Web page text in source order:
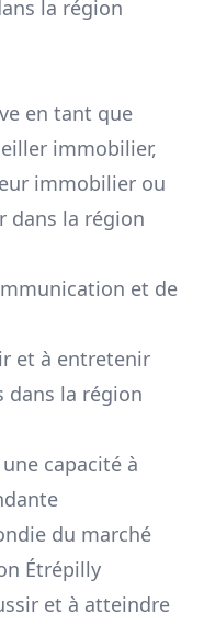
la région
en tant que
immobilier,
immobilier ou
dans la région
et de
et à entretenir
dans la région
capacité à
du marché
Étrépilly
et à atteindre